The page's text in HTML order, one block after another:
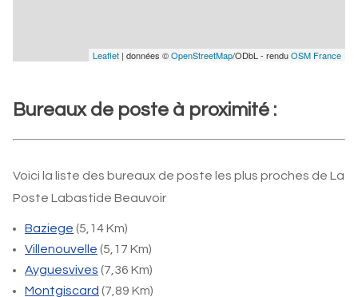
Leaflet | données ©OpenStreetMap/ODbL - renduOSM France
Bureaux de poste à proximité :
Voici la liste des bureaux de poste les plus proches de La
Poste Labastide Beauvoir
Baziege (5,14 Km)
Villenouvelle (5,17 Km)
Ayguesvives (7,36 Km)
Montgiscard (7,89 Km)